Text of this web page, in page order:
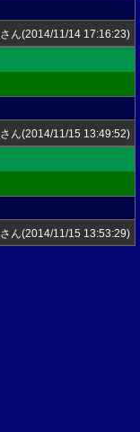
さん(2014/11/14 17:16:23)
さん(2014/11/15 13:49:52)
さん(2014/11/15 13:53:29)